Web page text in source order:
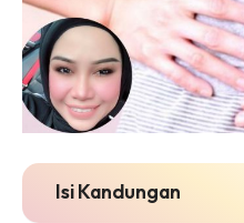
Isi Kandungan